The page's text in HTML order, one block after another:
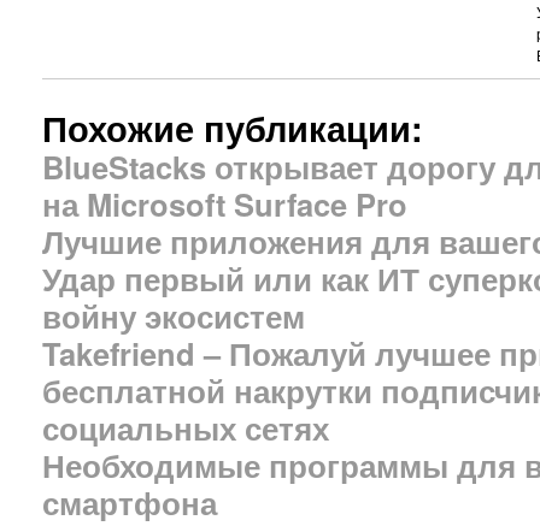
Похожие публикации:
BlueStacks открывает дорогу
на Microsoft Surface Pro
Лучшие приложения для
Удар первый или как ИТ
войну экосистем
Takefriend – Пожалуй лучшее
бесплатной накрутки
социальных сетях
Необходимые программы для
смартфона